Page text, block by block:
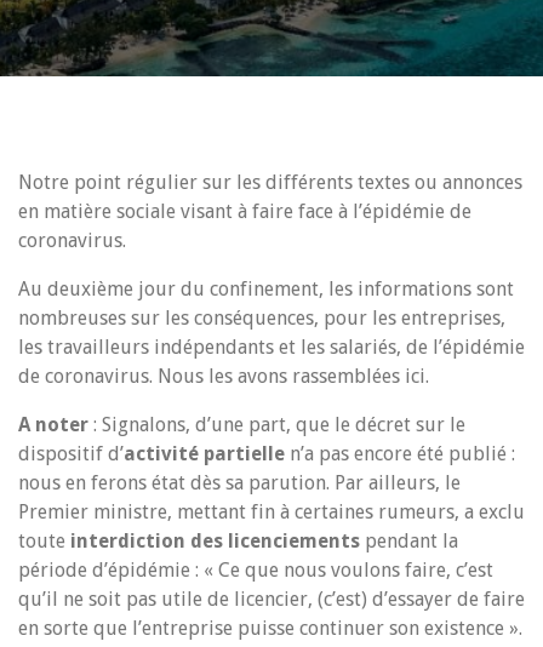
Notre point régulier sur les différents textes ou annonces
en matière sociale visant à faire face à l’épidémie de
coronavirus.
Au deuxième jour du confinement, les informations sont
nombreuses sur les conséquences, pour les entreprises,
les travailleurs indépendants et les salariés, de l’épidémie
de coronavirus. Nous les avons rassemblées ici.
A noter : Signalons, d’une part, que le décret sur le
dispositif d’activité partielle n’a pas encore été publié :
nous en ferons état dès sa parution. Par ailleurs, le
Premier ministre, mettant fin à certaines rumeurs, a exclu
toute interdiction des licenciements pendant la
période d’épidémie : « Ce que nous voulons faire, c’est
qu’il ne soit pas utile de licencier, (c’est) d’essayer de faire
en sorte que l’entreprise puisse continuer son existence ».